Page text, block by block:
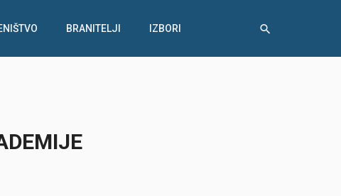
BRANITELJI IZBORI